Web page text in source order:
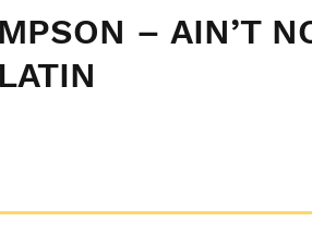
– AIN’T